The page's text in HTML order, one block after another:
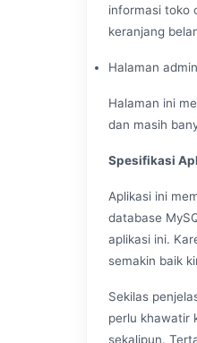
informasi toko
keranjang
Halaman
Halaman ini
dan masih
Spesifikasi A
Aplikasi ini
database
aplikasi ini.
semakin baik
Sekilas
perlu khawatir
sekalipun.